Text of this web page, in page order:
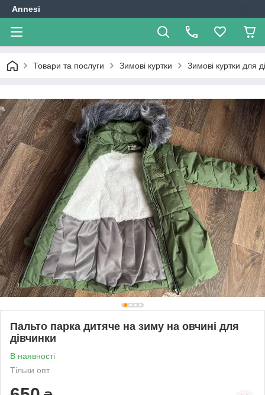
Annesi
Товари та послуги Зимові куртки Зимові куртки для
Пальто парка дитяче на зиму на овчині для
дівчинки
В наявності
Тільки опт